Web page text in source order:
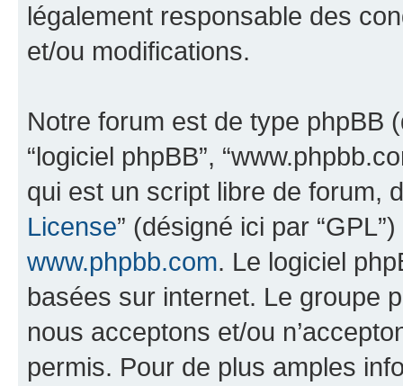
légalement responsable des
et/ou modifications.
Notre forum est de type phpBB
“logiciel phpBB”,
qui est un script libre de forum,
License” (désigné ici par
www.phpbb.com. Le logiciel
basées sur internet. Le groupe
nous acceptons et/ou
permis. Pour de plus amples